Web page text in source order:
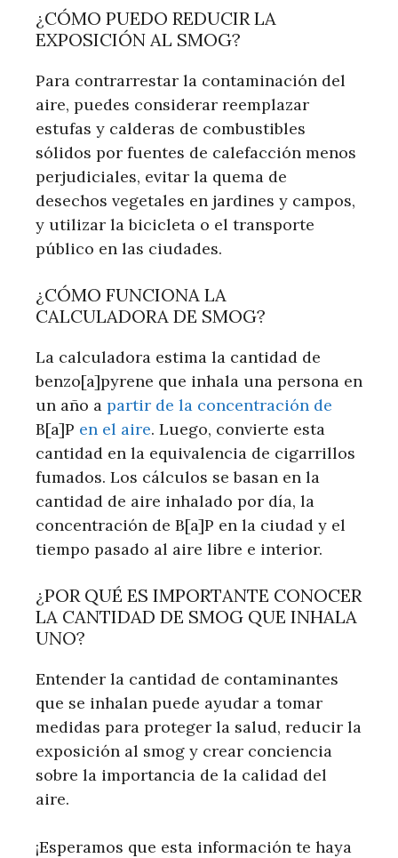
¿CÓMO PUEDO REDUCIR LA
EXPOSICIÓN AL SMOG?
Para contrarrestar la contaminación del
aire, puedes considerar reemplazar
estufas y calderas de combustibles
sólidos por fuentes de calefacción menos
perjudiciales, evitar la quema de
desechos vegetales en jardines y campos,
y utilizar la bicicleta o el transporte
público en las ciudades.
¿CÓMO FUNCIONA LA
CALCULADORA DE SMOG?
La calculadora estima la cantidad de
benzo[a]pyrene que inhala una persona en
un año a partir de la concentración de
B[a]P en el aire. Luego, convierte esta
cantidad en la equivalencia de cigarrillos
fumados. Los cálculos se basan en la
cantidad de aire inhalado por día, la
concentración de B[a]P en la ciudad y el
tiempo pasado al aire libre e interior.
¿POR QUÉ ES IMPORTANTE CONOCER
LA CANTIDAD DE SMOG QUE INHALA
UNO?
Entender la cantidad de contaminantes
que se inhalan puede ayudar a tomar
medidas para proteger la salud, reducir la
exposición al smog y crear conciencia
sobre la importancia de la calidad del
aire.
¡Esperamos que esta información te haya